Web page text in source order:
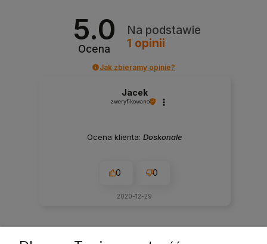
5.0
Ocena
Na podstawie
1 opinii
Jak zbieramy opinie?
Jacek
zweryfikowano
Ocena klienta: Doskonale
0 0
2020-12-29